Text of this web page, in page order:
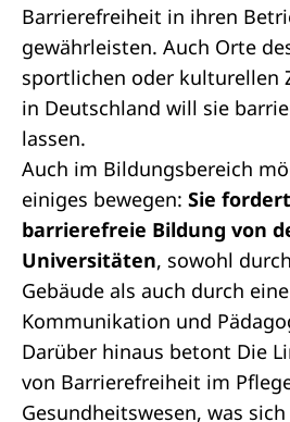
Barrierefreiheit in ihren
gewährleisten. Auch Orte
sportlichen oder kulturellen
in Deutschland will sie
lassen.
Auch im Bildungsbereich
einiges bewegen: Sie
barrierefreie Bildung von
Universitäten, sowohl
Gebäude als auch durch
Kommunikation und
Darüber hinaus betont Die
von Barrierefreiheit im
Gesundheitswesen, was